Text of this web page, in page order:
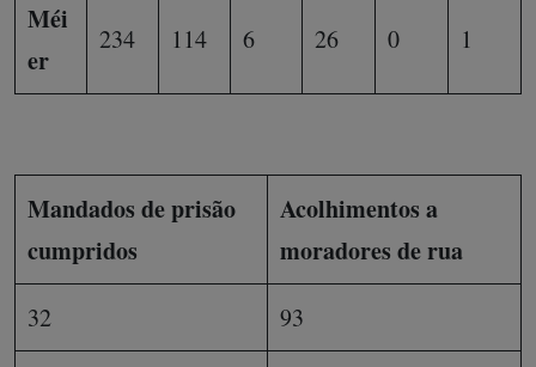
Méi
er
234 114 6 26 0 1
Mandados de prisão
cumpridos
Acolhimentos a
moradores de rua
32 93